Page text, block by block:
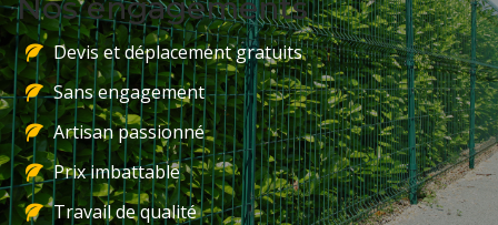
Nos engagements
Devis et déplacement gratuits
Sans engagement
Artisan passionné
Prix imbattable
Travail de qualité